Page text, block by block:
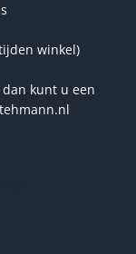
winkel)
kunt u een